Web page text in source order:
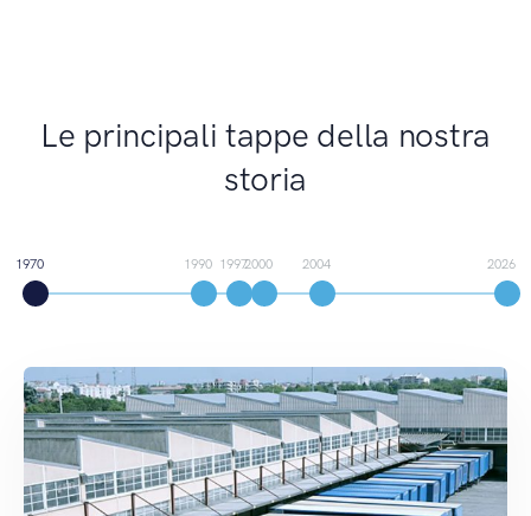
Le principali tappe della nostra
storia
1970 1990 19972000 2004 2026